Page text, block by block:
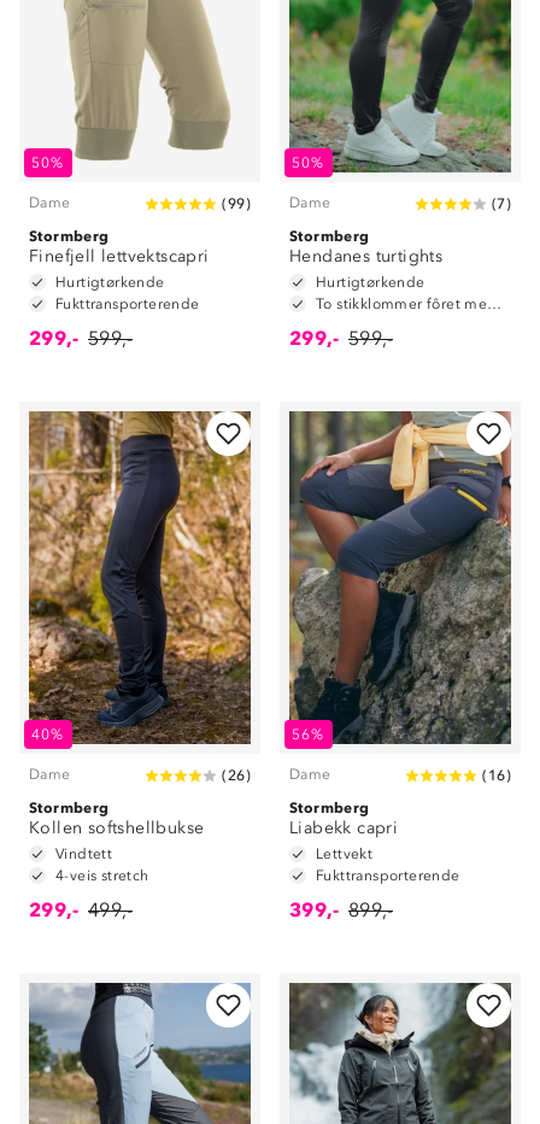
50%
Dame (99)
Stormberg
Finefjell lettvektscapri
Hurtigtørkende
Fukttransporterende
299,- 599,-
50%
Dame (7)
Stormberg
Hendanes turtights
Hurtigtørkende
To stikklommer fôret med mesh
299,- 599,-
40%
Dame (26)
Stormberg
Kollen softshellbukse
Vindtett
4-veis stretch
299,- 499,-
56%
Dame ( 16)
Stormberg
Liabekk capri
Lettvekt
Fukttransporterende
399,- 899,-